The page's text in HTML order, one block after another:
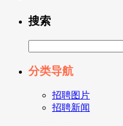
搜索
分类导航
招聘图片
招聘新闻